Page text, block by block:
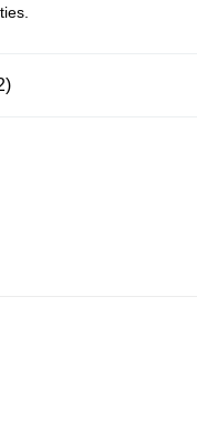
HK$499.00或以上免運費
HK$499.00或以上免運費